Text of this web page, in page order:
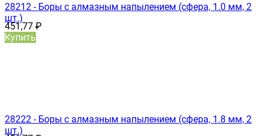
28212 - Боры с алмазным напылением (сфера, 1.0 мм, 2
шт.)
451,77 ₽
Купить
28222 - Боры с алмазным напылением (сфера, 1.8 мм, 2
шт.)